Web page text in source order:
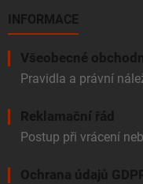
INFORMACE
Všeobecné
Pravidla a právní
Reklamační řád
Postup při vrácení
Ochrana údajů